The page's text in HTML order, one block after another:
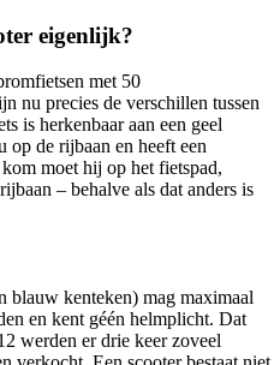
eigenlijk?
met 50
nu precies de verschillen tussen
is herkenbaar aan een geel
op de rijbaan en heeft een
moet hij op het fietspad,
– behalve als dat anders is
blauw kenteken) mag maximaal
en kent géén helmplicht. Dat
werden er drie keer zoveel